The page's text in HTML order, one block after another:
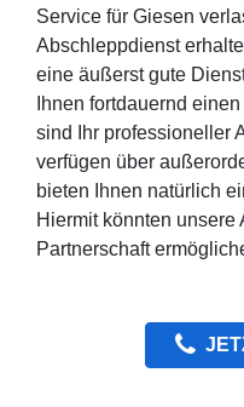
Service für Giesen
Abschleppdienst
eine äußerst gute
Ihnen fortdauernd
sind Ihr professioneller
verfügen über
bieten Ihnen natürlich
Hiermit könnten
Partnerschaft